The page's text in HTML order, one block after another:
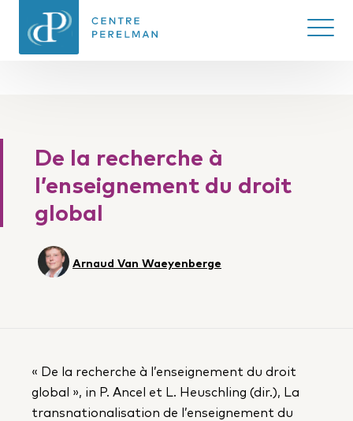
DU DROIT
Ouvrir/
De la recherche à
l’enseignement du droit
global
Arnaud Van Waeyenberge
« De la recherche à l’enseignement du droit
global », in P. Ancel et L. Heuschling (dir.), La
transnationalisation de l’enseignement du